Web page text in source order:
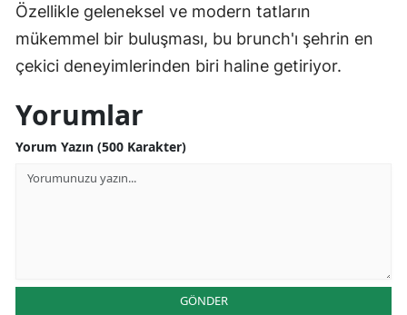
Özellikle geleneksel ve modern tatların
mükemmel bir buluşması, bu brunch'ı şehrin en
çekici deneyimlerinden biri haline getiriyor.
Yorumlar
Yorum Yazın (500 Karakter)
GÖNDER